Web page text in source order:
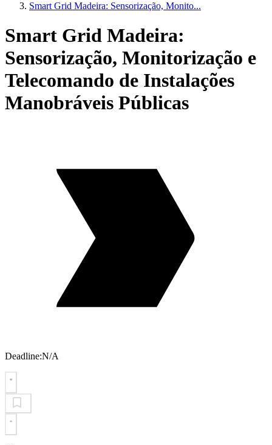
Smart Grid Madeira: Sensorização, Monito...
Smart Grid Madeira:
Sensorização, Monitorização e
Telecomando de Instalações
Manobráveis Públicas
Deadline:N/A